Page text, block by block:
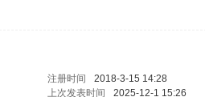
注册时间 2018-3-15 14:28
上次发表时间 2025-12-1 15:26